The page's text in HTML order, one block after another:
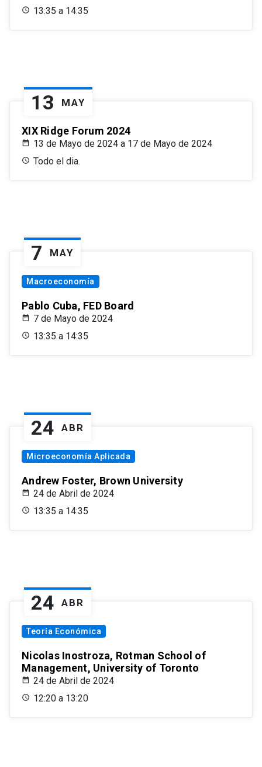
13:35 a 14:35
13 MAY
XIX Ridge Forum 2024
13 de Mayo de 2024 a 17 de Mayo de 2024
Todo el dia.
7 MAY
Macroeconomía
Pablo Cuba, FED Board
7 de Mayo de 2024
13:35 a 14:35
24 ABR
Microeconomía Aplicada
Andrew Foster, Brown University
24 de Abril de 2024
13:35 a 14:35
24 ABR
Teoría Económica
Nicolas Inostroza, Rotman School of
Management, University of Toronto
24 de Abril de 2024
12:20 a 13:20